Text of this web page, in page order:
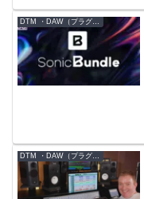
DTM ・DAW（プラグイン、シンセなど）のセール情報
DTM ・DAW（プラグイン、シンセなど）のセール情報